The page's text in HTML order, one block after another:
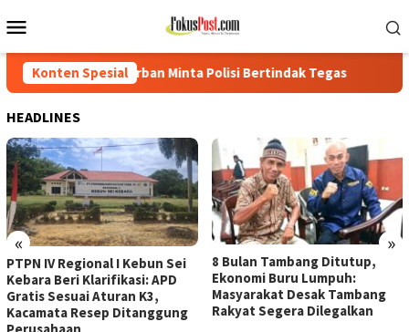
ke
Mobile
Konten Spesial
Minta Polisi Bertindak Tegas PTPN IV Regional I
HEADLINES
« »
PTPN IV Regional I Kebun Sei
Kebara Beri Klarifikasi: APD
Gratis Sesuai Aturan K3,
Kacamata Resep Ditanggung
8 Bulan Tambang Ditutup,
Ekonomi Buru Lumpuh:
Masyarakat Desak Tambang
Rakyat Segera Dilegalkan